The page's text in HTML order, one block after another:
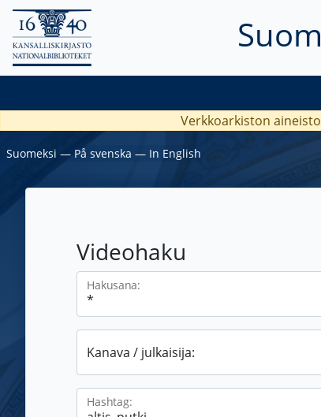
Verkkoarkiston
Suomeksi ― På svenska ― In English
Videohaku
Hakusana:
Kanava / julkaisija:
Hashtag: